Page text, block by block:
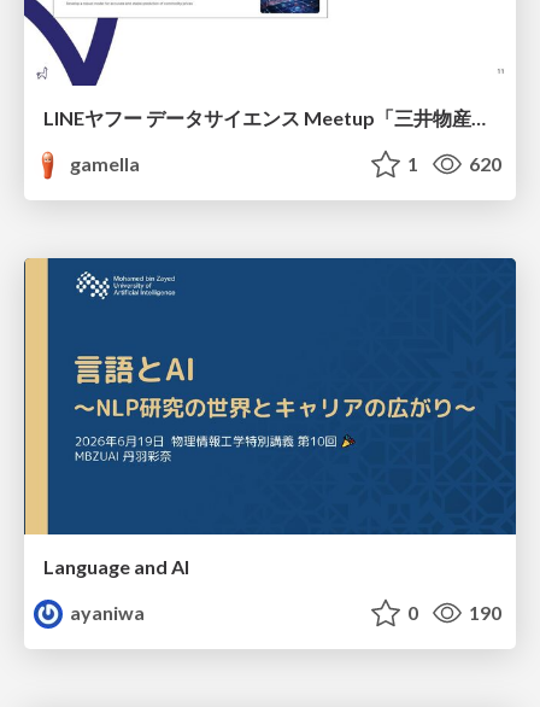
LINEヤフー データサイエンス Meetup「三井物産コモディティ予測チャレンジ」の舞台裏-AlpacaTechパート
gamella
1 620
Language and AI
ayaniwa
0 190